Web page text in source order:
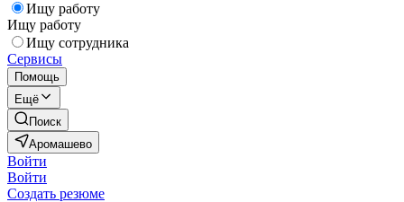
Ищу работу
Ищу работу
Ищу сотрудника
Сервисы
Помощь
Ещё
Поиск
Аромашево
Войти
Войти
Создать резюме